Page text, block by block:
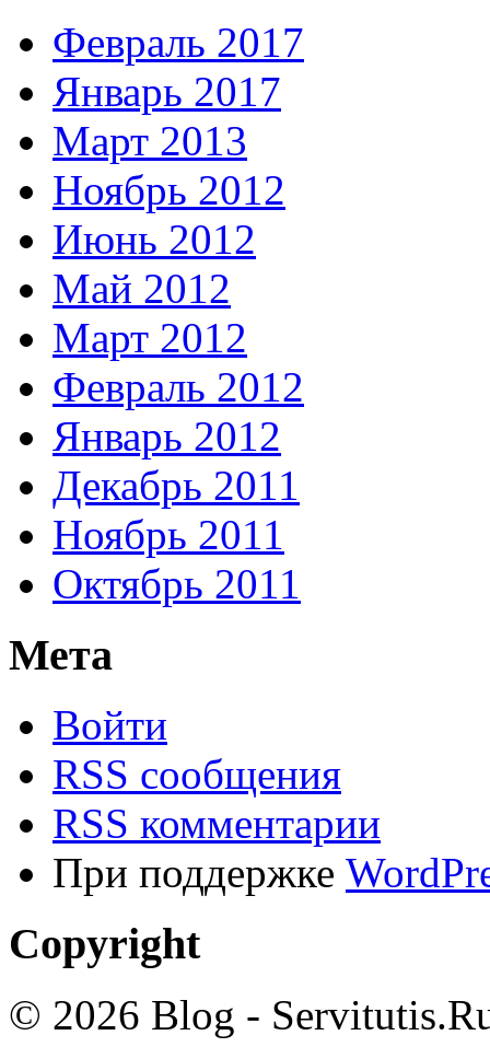
Февраль 2017
Январь 2017
Март 2013
Ноябрь 2012
Июнь 2012
Май 2012
Март 2012
Февраль 2012
Январь 2012
Декабрь 2011
Ноябрь 2011
Октябрь 2011
Мета
Войти
RSS сообщения
RSS комментарии
При поддержке
Copyright
© 2026 Blog -